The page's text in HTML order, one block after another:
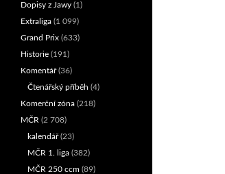
Dopisy z Jawy (1)
Extraliga (1 099)
Grand Prix (633)
Historie (191)
Komentář(36)
Čtenářský příběh (4)
Komerční zóna (218)
MČR (2 708)
kalendář(23)
MČR 1. liga (382)
MČR 250 ccm (89)